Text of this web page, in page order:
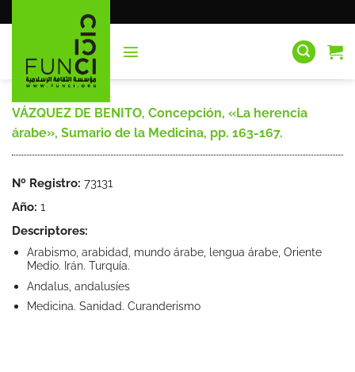
al
VÁZQUEZ DE BENITO, Concepción, «La herencia
árabe», Sumario de la Medicina, pp. 163-167.
Nº Registro: 73131
Año: 1
Descriptores:
Arabismo, arabidad, mundo árabe, lengua árabe, Oriente
Medio. Irán. Turquía.
Andalus, andalusíes
Medicina. Sanidad. Curanderismo